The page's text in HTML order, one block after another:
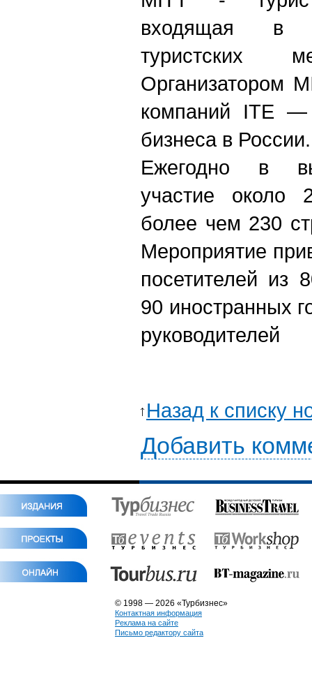
входящая в
туристских
Организатором
компаний ITE —
бизнеса в России.
Ежегодно в
участие около
более чем 230
Мероприятие
посетителей из
90 иностранных
руководителей
Назад к списку
Добавить
© 1998 — 2026 «Турбизнес»
Контактная информация
Реклама на сайте
Письмо редактору сайта